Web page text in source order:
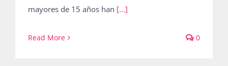
mayores de 15 años han [...]
Read More 0